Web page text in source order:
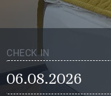
CHECK IN